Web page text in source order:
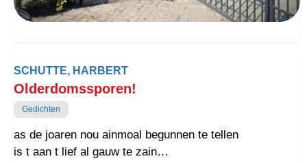
SCHUTTE, HARBERT
Olderdomssporen!
Gedichten
as de joaren nou ainmoal begunnen te tellen
is t aan t lief al gauw te zain